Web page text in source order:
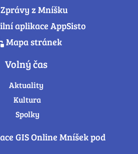
Zprávy z Mníšku
aplikace AppSisto
Mapa stránek
Volný čas
Aktuality
Kultura
Spolky
GIS Online Mníšek pod